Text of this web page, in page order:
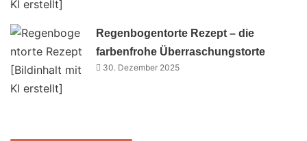
Regenbogentorte Rezept – die
farbenfrohe Überraschungstorte
30. Dezember 2025